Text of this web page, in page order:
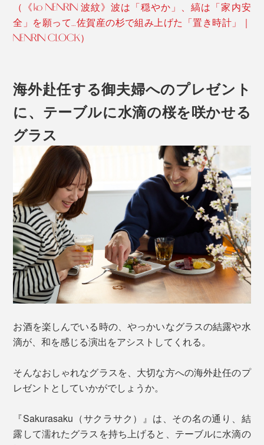
（《ko NENRIN 波紋》波は「穏やか」、縞は「家内安
全」を願って…佐賀産の杉で組み上げた「置き時計」｜
NENRIN CLOCK）
海外赴任する御夫婦へのプレゼント
に、テーブルに水滴の桜を咲かせる
グラス
お酒を楽しんでいる時の、やっかいなグラスの結露や水
滴が、和を感じる演出をアシストしてくれる。
そんなおしゃれなグラスを、大切な方への海外赴任のプ
レゼントとしていかがでしょうか。
『Sakurasaku（サクラサク）』は、その名の通り、結
露して濡れたグラスを持ち上げると、テーブルに水滴の